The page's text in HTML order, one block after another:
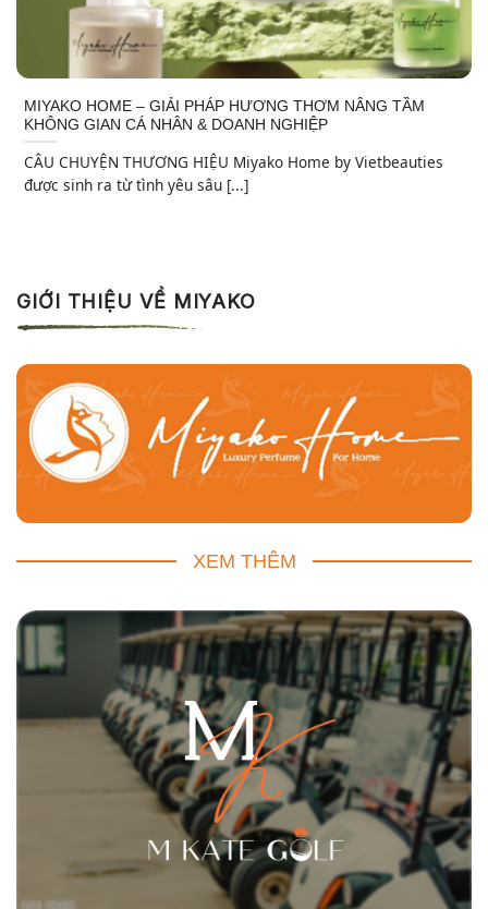
MIYAKO HOME – GIẢI PHÁP HƯƠNG THƠM NÂNG TẦM
KHÔNG GIAN CÁ NHÂN & DOANH NGHIỆP
CÂU CHUYỆN THƯƠNG HIỆU Miyako Home by Vietbeauties
được sinh ra từ tình yêu sâu [...]
GIỚI THIỆU VỀ MIYAKO
XEM THÊM